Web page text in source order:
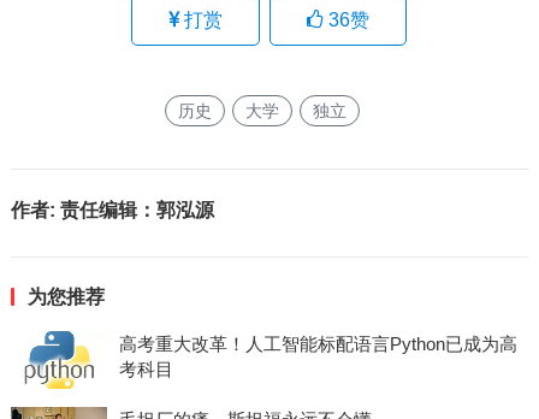
打赏 36赞
历史 大学 独立
作者: 责任编辑：郭泓源
为您推荐
高考重大改革！人工智能标配语言Python已成为高
考科目